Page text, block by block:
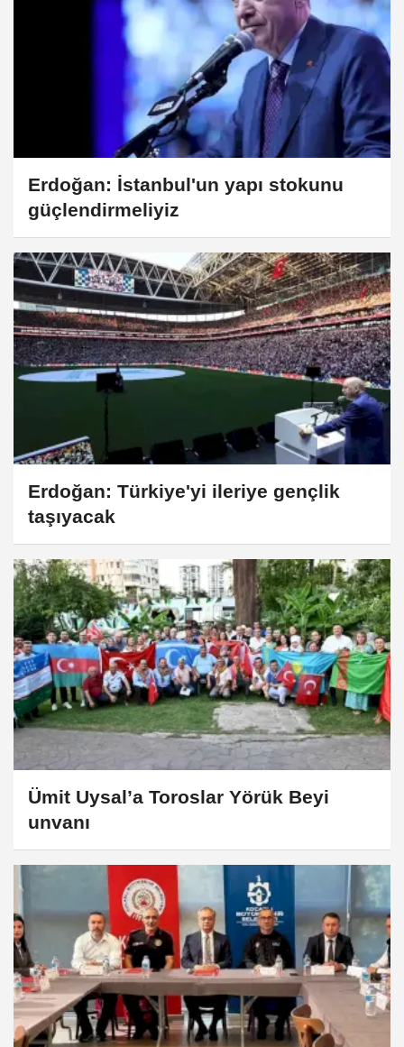
Erdoğan: İstanbul'un yapı stokunu
güçlendirmeliyiz
Erdoğan: Türkiye'yi ileriye gençlik
taşıyacak
Ümit Uysal’a Toroslar Yörük Beyi
unvanı